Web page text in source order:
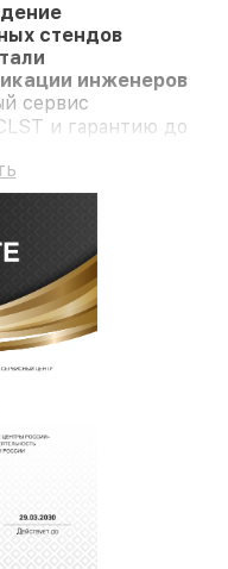
стендов
инженеров
сервис
и гарантию до